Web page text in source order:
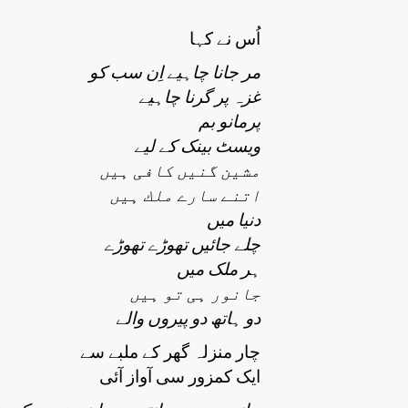
اُس نے كہا
مر جانا چاہیے اِن سب كو
غزہ پر گرنا چاہیے
پرمانو بم
ویسٹ بینک كے لیے
مشین گنیں كافی ہیں
اتنے سارے ملك ہیں
دنیا میں
چلے جائیں تھوڑے تھوڑے
ہر ملک میں
جانور ہی تو ہیں
دو ہاتھ دو پیروں وال ے
چار منزلہ گھر کے ملبے سے
ایک کمزور سی آواز آئی